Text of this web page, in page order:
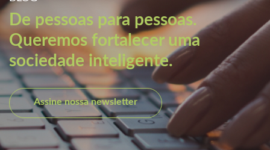
De pessoas para pessoas.
Queremos fortalecer uma
sociedade inteligente.
Assine nossa newsletter